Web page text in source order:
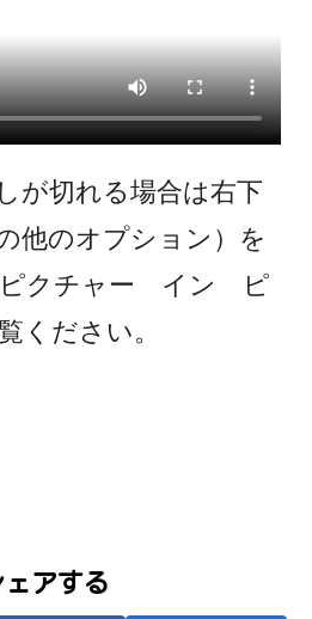
が切れる場合は右下
他のオプション）を
ピクチャー イン ピ
ください。
ェアする